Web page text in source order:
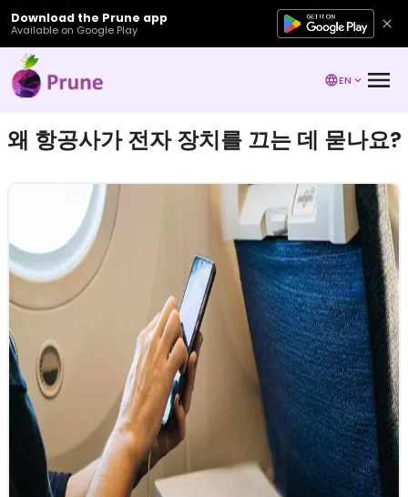
Download the Prune app
Available on Google Play
EN
왜 항공사가 전자 장치를 끄는 데 묻나요?